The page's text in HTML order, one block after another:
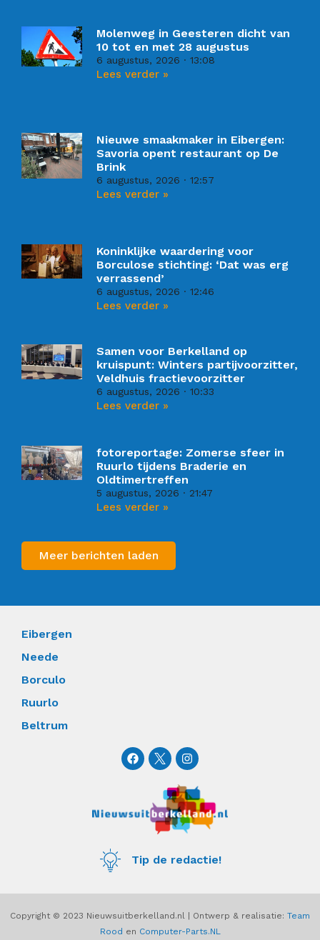
Molenweg in Geesteren dicht van
10 tot en met 28 augustus
6 augustus, 2026 13:08
Lees verder »
Nieuwe smaakmaker in Eibergen:
Savoria opent restaurant op De
Brink
6 augustus, 2026 12:57
Lees verder »
Koninklijke waardering voor
Borculose stichting: ‘Dat was erg
verrassend’
6 augustus, 2026 12:46
Lees verder »
Samen voor Berkelland op
kruispunt: Winters partijvoorzitter,
Veldhuis fractievoorzitter
6 augustus, 2026 10:33
Lees verder »
fotoreportage: Zomerse sfeer in
Ruurlo tijdens Braderie en
Oldtimertreffen
5 augustus, 2026 21:47
Lees verder »
Meer berichten laden
Eibergen
Neede
Borculo
Ruurlo
Beltrum
F
a
c
o
o
I
n
s
t
a
g
r
a
Tip de redactie!
Copyright © 2023 Nieuwsuitberkelland.nl | Ontwerp & realisatie: Team
Rood en Computer-Parts.NL